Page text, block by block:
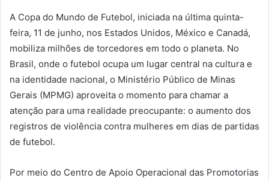
A Copa do Mundo de Futebol, iniciada na última quinta-
feira, 11 de junho, nos Estados Unidos, México e Canadá,
mobiliza milhões de torcedores em todo o planeta. No
Brasil, onde o futebol ocupa um lugar central na cultura e
na identidade nacional, o Ministério Público de Minas
Gerais (MPMG) aproveita o momento para chamar a
atenção para uma realidade preocupante: o aumento dos
registros de violência contra mulheres em dias de partidas
de futebol.
Por meio do Centro de Apoio Operacional das Promotorias